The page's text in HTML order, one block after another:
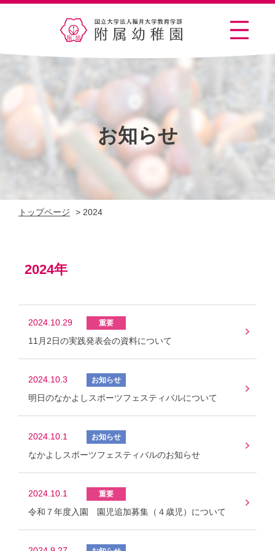
お知らせ
トップページ > 2024
2024年
2024.10.29
11月2日の実践発表会の資料について
2024.10.3
明日のなかよしスポーツフェスティバルについて
2024.10.1
なかよしスポーツフェスティバルのお知らせ
2024.10.1
令和７年度入園 園児追加募集（４歳児）について